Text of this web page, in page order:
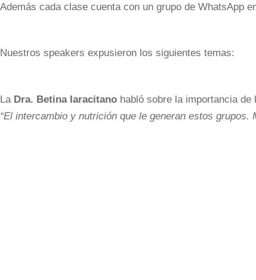
Además cada clase cuenta con un grupo de WhatsApp
Nuestros speakers expusieron los siguientes temas:
La Dra. Betina Iaracitano habló sobre la importancia
“El intercambio y nutrición que le generan estos